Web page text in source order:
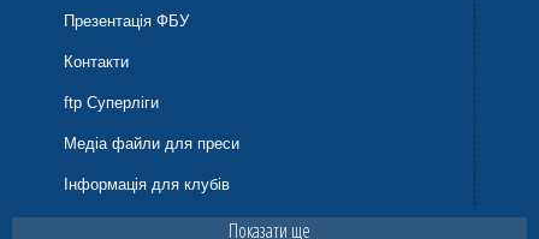
Презентація ФБУ
Контакти
ftp Суперліги
Медіа файли для преси
Інформація для клубів
Показати ще